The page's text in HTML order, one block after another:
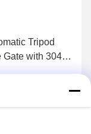
Tripod
Gate with 304